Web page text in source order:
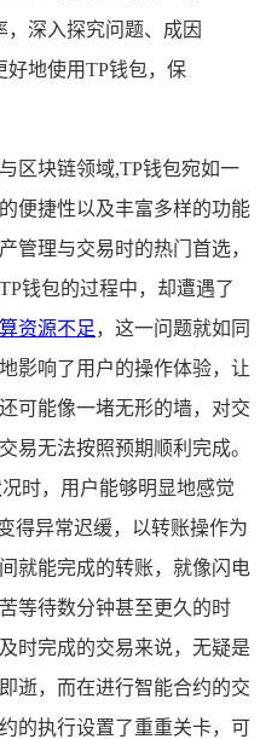
深入探究问题、成因
好地使用TP钱包，保
区块链领域,TP钱包宛如一
便捷性以及丰富多样的功能
管理与交易时的热门首选，
钱包的过程中，却遭遇了
资源不足，这一问题就如同
影响了用户的操作体验，让
可能像一堵无形的墙，对交
易无法按照预期顺利完成。
时，用户能够明显地感觉
得异常迟缓，以转账操作为
就能完成的转账，就像闪电
等待数分钟甚至更久的时
时完成的交易来说，无疑是
逝，而在进行智能合约的交
的执行设置了重重关卡，可